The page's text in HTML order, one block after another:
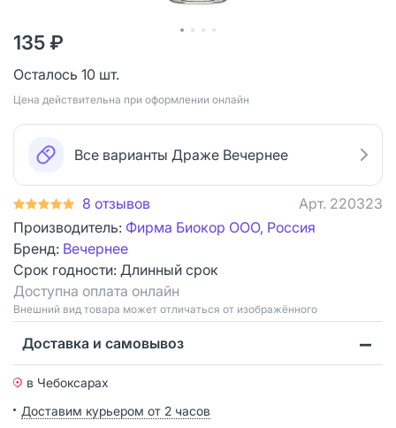
135 ₽
Осталось 10 шт.
Цена действительна при оформлении онлайн
Все варианты Драже Вечернее
8 отзывов Арт. 220323
Производитель: Фирма Биокор ООО, Россия
Бренд: Вечернее
Срок годности: Длинный срок
Доступна оплата онлайн
Bнешний вид товара может отличаться от изображённого
Доставка и самовывоз
в Чебоксарах
Доставим курьером от 2 часов